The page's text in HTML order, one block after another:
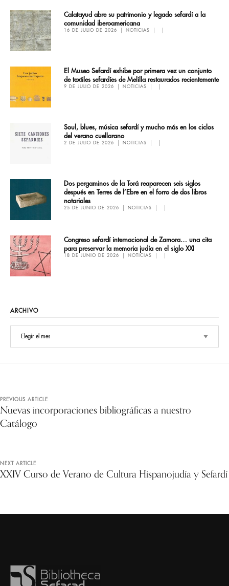
Calatayud abre su patrimonio y legado sefardí a la
comunidad iberoamericana
16 DE JULIO DE 2026 NOTICIAS
El Museo Sefardí exhibe por primera vez un conjunto
de textiles sefardíes de Melilla restaurados recientemente
9 DE JULIO DE 2026 NOTICIAS
Soul, blues, música sefardí y mucho más en los ciclos
del verano cuellarano
2 DE JULIO DE 2026 NOTICIAS
Dos pergaminos de la Torá reaparecen seis siglos
después en Terres de l’Ebre en el forro de dos libros
notariales
25 DE JUNIO DE 2026 NOTICIAS
Congreso sefardí internacional de Zamora… una cita
para preservar la memoria judía en el siglo XXI
18 DE JUNIO DE 2026 NOTICIAS
ARCHIVO
PREVIOUS ARTICLE
Nuevas incorporaciones bibliográficas a nuestro
Catálogo
NEXT ARTICLE
XXIV Curso de Verano de Cultura Hispanojudía y Sefardí